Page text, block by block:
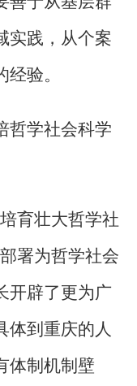
实践，从个案
验。
学社会科学
育壮大哲学社
署为哲学社会
开辟了更为广
体到重庆的人
体制机制壁